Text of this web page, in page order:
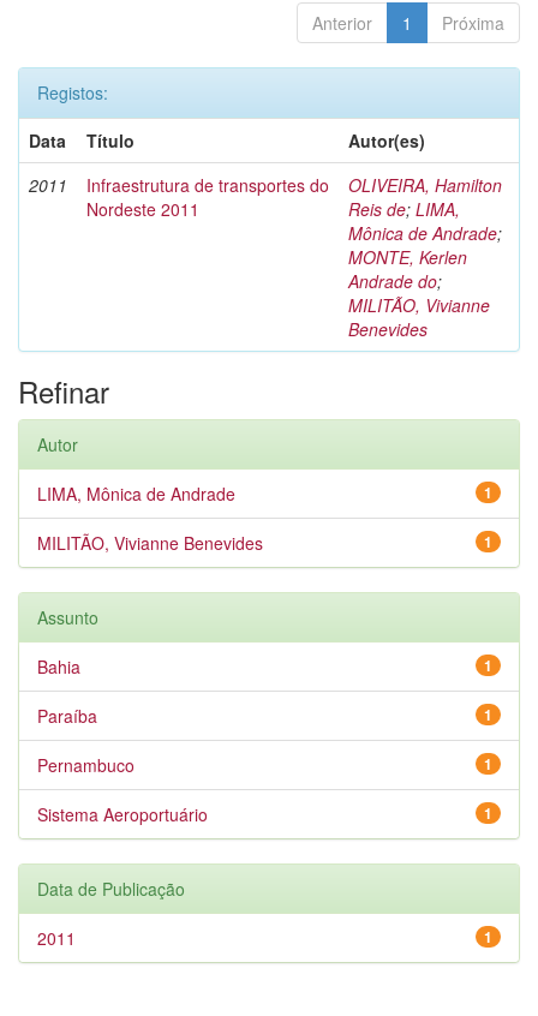
Anterior 1 Próxima
Registos:
Data
Título
Autor(es)
2011
Infraestrutura de transportes do
Nordeste 2011
OLIVEIRA, Hamilton
Reis de; LIMA,
Mônica de Andrade;
MONTE, Kerlen
Andrade do;
MILITÃO, Vivianne
Benevides
Refinar
Autor
1
LIMA, Mônica de Andrade
1
MILITÃO, Vivianne Benevides
Assunto
1
Bahia
1
Paraíba
1
Pernambuco
1
Sistema Aeroportuário
Data de Publicação
1
2011